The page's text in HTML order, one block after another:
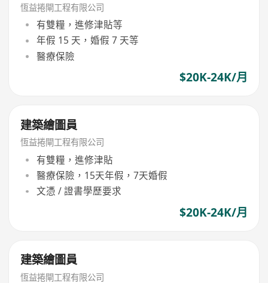
恆益捲閘工程有限公司
有雙糧，進修津貼等
年假 15 天，婚假 7 天等
醫療保險
$20K-24K/月
建築繪圖員
恆益捲閘工程有限公司
有雙糧，進修津貼
醫療保險，15天年假，7天婚假
文憑 / 證書學歷要求
$20K-24K/月
建築繪圖員
恆益捲閘工程有限公司